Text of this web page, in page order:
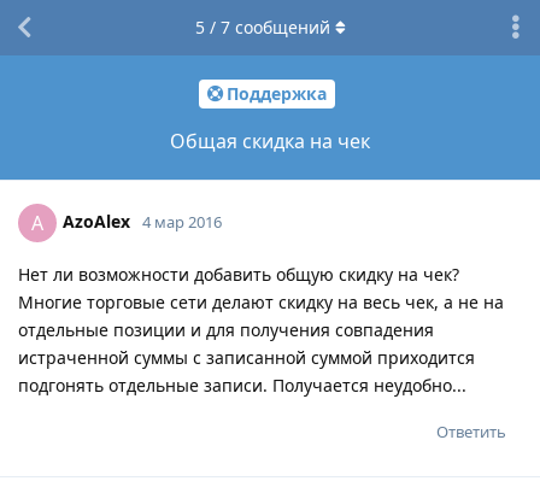
Поддержка
Общая скидка на чек
5/ 7сообщений
A AzoAlex 4 мар 2016
Нет ли возможности добавить общую скидку на чек?
Многие торговые сети делают скидку на весь чек, а не на
отдельные позиции и для получения совпадения
истраченной суммы с записанной суммой приходится
подгонять отдельные записи. Получается неудобно...
Ответить